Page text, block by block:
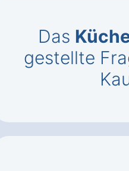
Das
gestellte